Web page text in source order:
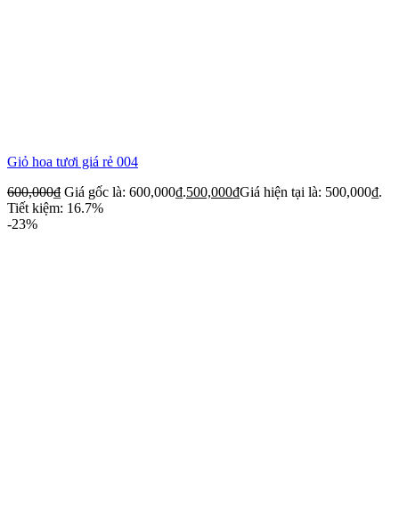
Giỏ hoa tươi giá rẻ 004
600,000₫ Giá gốc là: 600,000₫.500,000₫Giá hiện tại là: 500,000₫.
Tiết kiệm: 16.7%
-23%